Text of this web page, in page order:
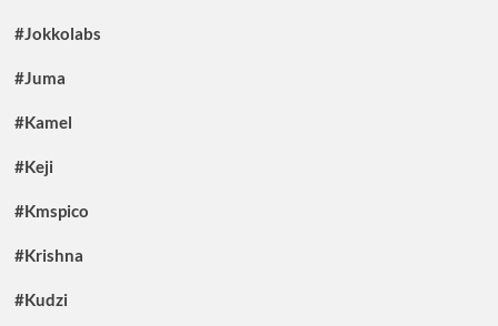
#Jokkolabs
#Juma
#Kamel
#Keji
#Kmspico
#Krishna
#Kudzi